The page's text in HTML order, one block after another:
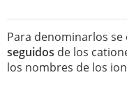
Para denominarlos
seguidos de los
los nombres de los